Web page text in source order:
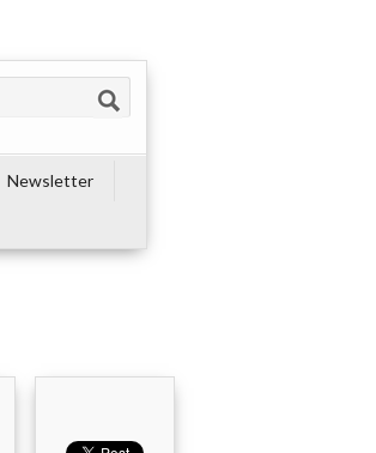
Newsletter